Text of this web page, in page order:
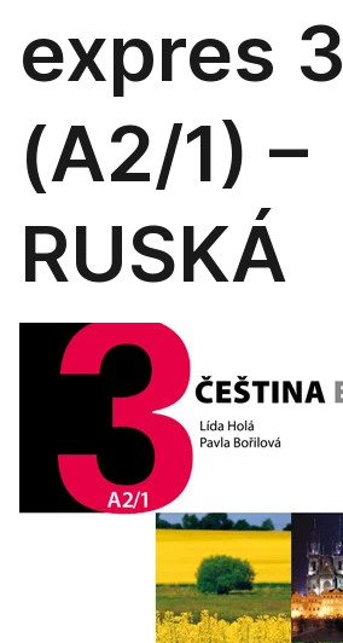
expres 3
(A2/1) –
RUSKÁ